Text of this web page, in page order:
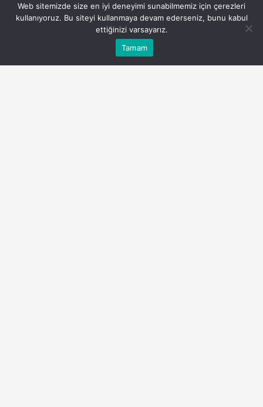
Bu web sitesinde en iyi deneyimi yaşamanızı sağlamak
için çerezler kullanılmaktadır.
Eczaneler
Web sitemizde size en iyi deneyimi sunabilmemiz için çerezleri
kullanıyoruz. Bu siteyi kullanmaya devam ederseniz, bunu kabul
ettiğinizi varsayarız.
Tamam